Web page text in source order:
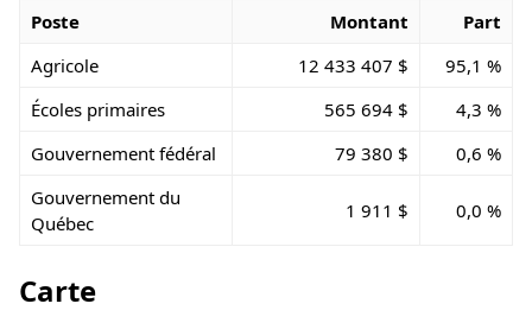
Poste Montant
Part
Agricole
12 433 407 $
95,1 %
Écoles primaires
565 694 $
4,3 %
Gouvernement fédéral
79 380 $
0,6 %
Gouvernement du
Québec
1 911 $ 0,0 %
Carte